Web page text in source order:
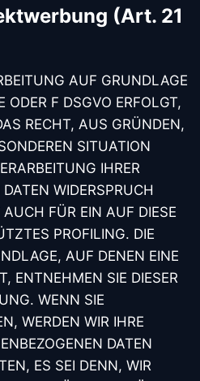
(Art. 21
AUF GRUNDLAGE
F DSGVO ERFOLGT,
RECHT, AUS GRÜNDEN,
SITUATION
IHRER
WIDERSPRUCH
FÜR EIN AUF DIESE
PROFILING. DIE
AUF DENEN EINE
ENTNEHMEN SIE DIESER
WENN SIE
WERDEN WIR IHRE
DATEN
ES SEI DENN, WIR
×